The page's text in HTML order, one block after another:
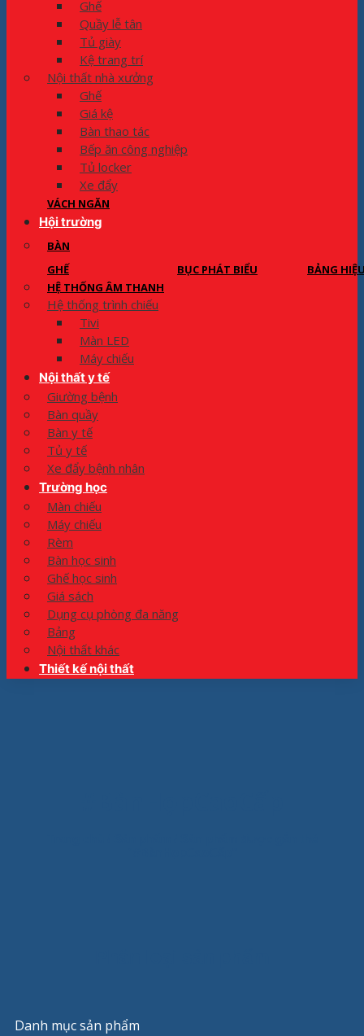
Ghế
Quầy lễ tân
Tủ giày
Kệ trang trí
Nội thất nhà xưởng
Ghế
Giá kệ
Bàn thao tác
Bếp ăn công nghiệp
Tủ locker
Xe đẩy
VÁCH NGĂN
Hội trường
BÀN
GHẾ
BỤC PHÁT BIỂU
BẢNG
HỆ THỐNG ÂM THANH
Hệ thống trình chiếu
Tivi
Màn LED
Máy chiếu
Nội thất y tế
Giường bệnh
Bàn quầy
Bàn y tế
Tủ y tế
Xe đẩy bệnh nhân
Trường học
Màn chiếu
Máy chiếu
Rèm
Bàn học sinh
Ghế học sinh
Giá sách
Dụng cụ phòng đa năng
Bảng
Nội thất khác
Thiết kế nội thất
Danh mục sản phẩm